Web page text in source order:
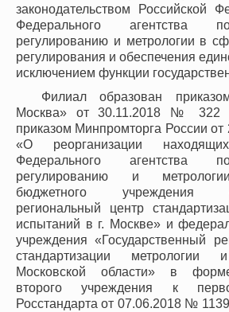
законодательством Российской
Федерального агентства
регулированию и метрологии в
регулирования и обеспечения
исключением функции
Филиал образован
Москва» от 30.11.2018 № 322
приказом Минпромторга России
«О реорганизации
Федерального агентства
регулированию и
бюджетного учреждения
региональный центр
испытаний в г. Москве» и
учреждения «Государственный
стандартизации
Московской области» в
второго учреждения к
Росстандарта от 07.06.2018 №